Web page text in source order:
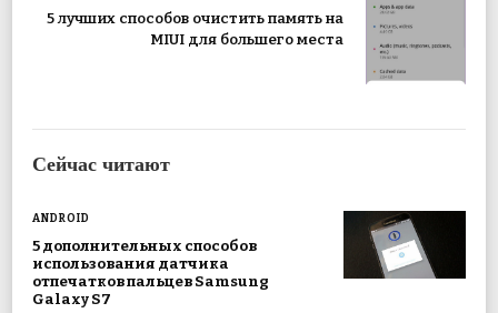
5 лучших способов очистить память на
MIUI для большего места
Сейчас читают
ANDROID
5 дополнительных способов
использования датчика
отпечатков пальцев Samsung
Galaxy S7